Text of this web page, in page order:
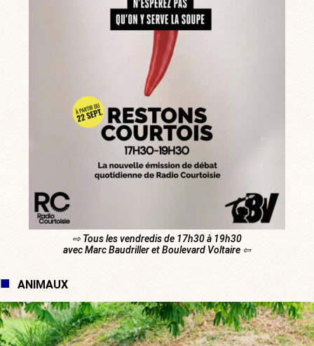
⇨ Tous les vendredis de 17h30 à 19h30
avec Marc Baudriller et Boulevard Voltaire ⇦
ANIMAUX